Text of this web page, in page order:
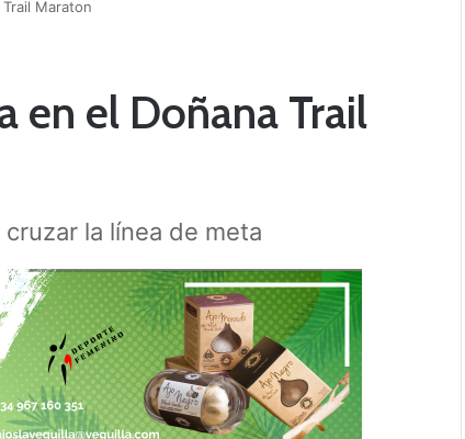
Maraton
en el Doñana Trail
la línea de meta